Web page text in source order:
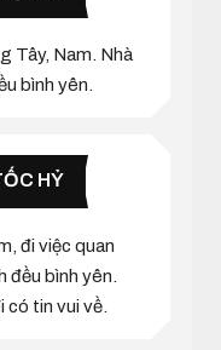
Tây, Nam. Nhà
bình yên.
HỶ
đi việc quan
đều bình yên.
có tin vui về.